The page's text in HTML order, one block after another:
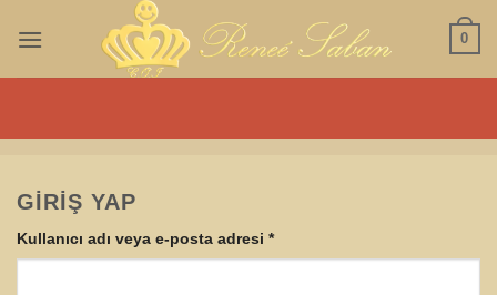
atla
0
GIRIŞ YAP
Kullanıcı adı veya e-posta adresi *Gerekli